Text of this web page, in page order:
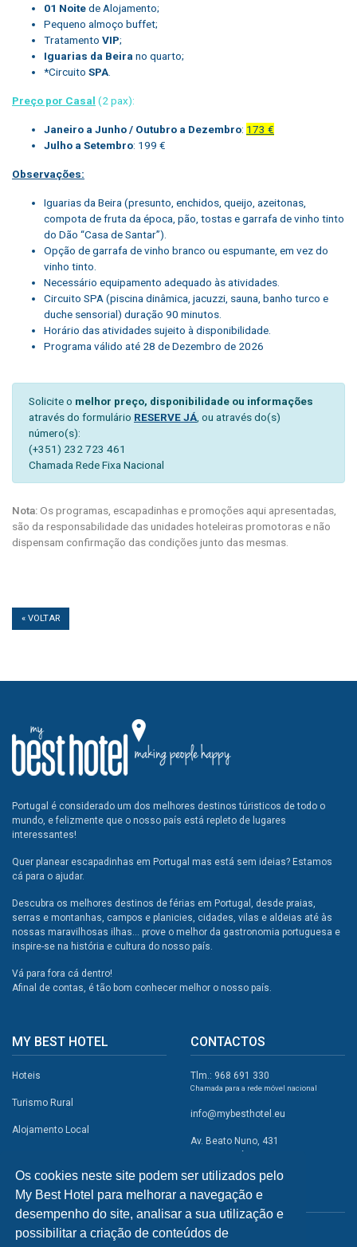
Os cookies neste site podem ser utilizados pelo
My Best Hotel para melhorar a navegação e
desempenho do site, analisar a sua utilização e
possibilitar a criação de conteúdos de
01 Noitede Alojamento;
Pequeno almoço buffet;
Tratamento VIP;
Iguarias da Beira no quarto;
*Circuito SPA
Preço por Casal (2 pax):
Janeiro a Junho / Outubro a Dezembro: 173 €
Julho a Setembro: 199 €
Observações:
Iguarias da Beira (presunto, enchidos, queijo, azeitonas,
compota de fruta da época, pão, tostas e garrafa de vinho tinto
do Dão “Casa de Santar”).
Opção de garrafa de vinho branco ou espumante, em vez do
vinho tinto.
Necessário equipamento adequado às atividades.
Circuito SPA (piscina dinâmica, jacuzzi, sauna, banho turco e
duche sensorial) duração 90 minutos.
Horário das atividades sujeito à disponibilidade.
Programa válido até 28 de Dezembro de 2026
Solicite o melhor preço, disponibilidade ou informações
através do formulário RESERVE JÁ , ou através do(s)
número(s):
(+351) 232 723 461
Chamada Rede Fixa Nacional
Nota:Os programas, escapadinhas e promoções aqui apresentadas,
são da responsabilidade das unidades hoteleiras promotoras e não
dispensam confirmação das condições junto das mesmas.
« VOLTAR
Portugal é considerado um dos melhores destinos túristicos de todo o
mundo, e felizmente que o nosso país está repleto de lugares
interessantes!
Quer planear escapadinhas em Portugal mas está sem ideias? Estamos
cá para o ajudar.
Descubra os melhores destinos de férias em Portugal, desde praias,
serras e montanhas, campos e planicies, cidades, vilas e aldeias até às
nossas maravilhosas ilhas... prove o melhor da gastronomia portuguesa e
inspire-se na história e cultura do nosso país.
Vá para fora cá dentro!
Afinal de contas, é tão bom conhecer melhor o nosso país.
MY BEST HOTEL
Hoteis
Turismo Rural
Alojamento Local
Campismo
Atividades
Restaurantes
CONTACTOS
Tlm.: 968 691 330
Chamada para a rede móvel nacional
info@mybesthotel.eu
Av. Beato Nuno, 431
2495-401 Fátima
REDES SOCIAIS